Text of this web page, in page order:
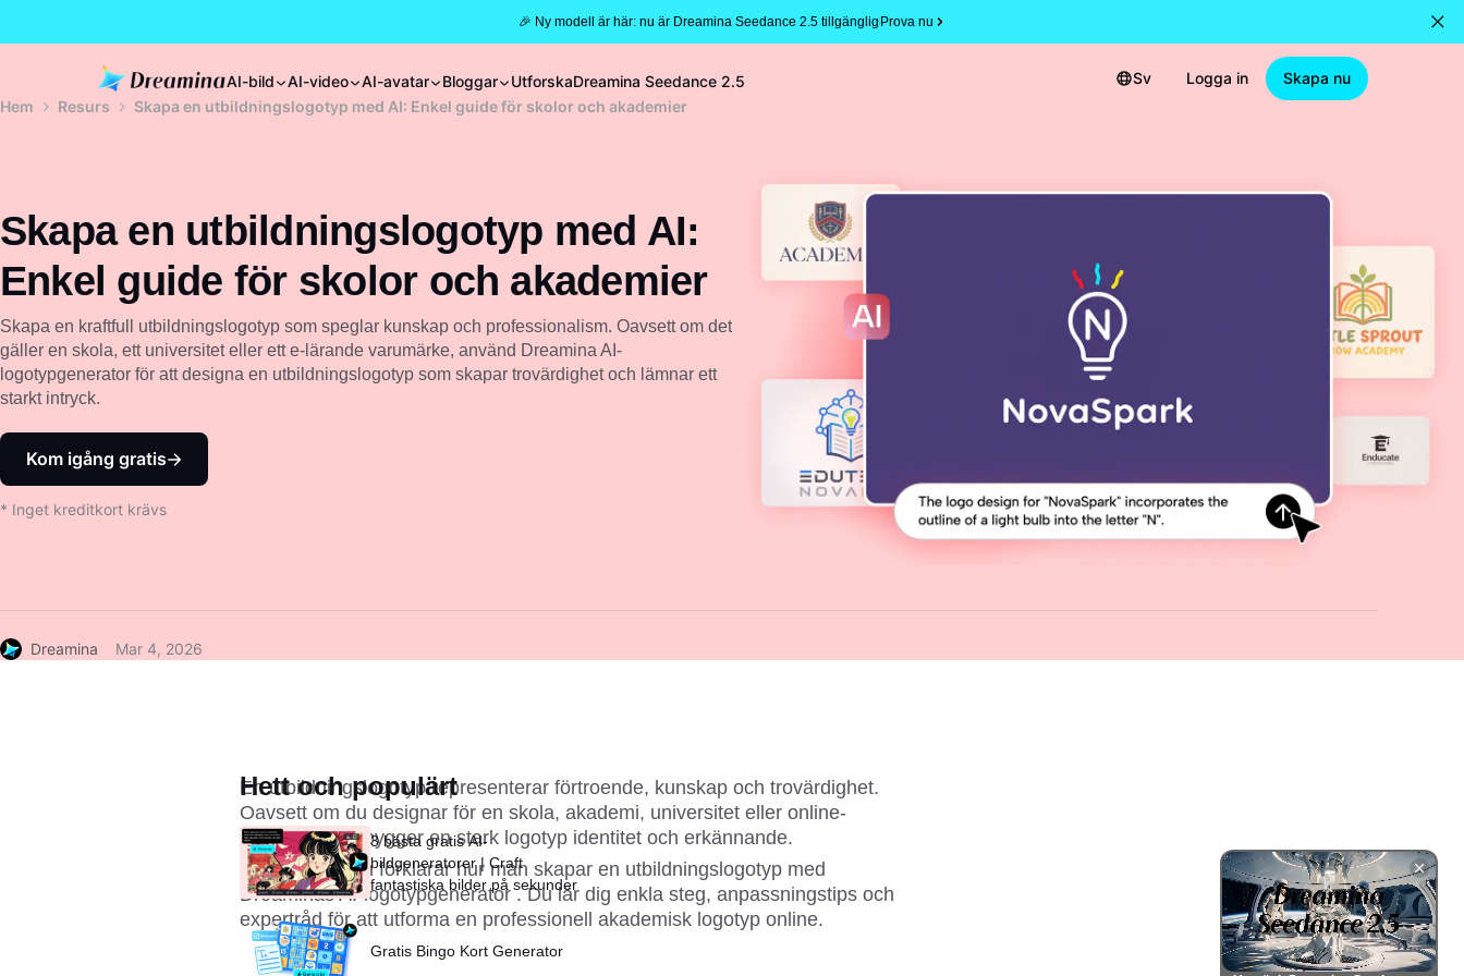
🎉 Ny modell är här: nu är Dreamina Seedance 2.5 tillgängligProva nu
AI-bild AI-video AI-avatar Bloggar UtforskaDreamina Seedance 2.5 Sv Logga in
Skapa nu
Hem
Resurs Skapa en utbildningslogotyp med AI: Enkel guide för skolor och akademier
Skapa en utbildningslogotyp med AI:
Enkel guide för skolor och akademier
Skapa en kraftfull utbildningslogotyp som speglar kunskap och professionalism. Oavsett om det
gäller en skola, ett universitet eller ett e-lärande varumärke, använd Dreamina AI-
logotypgenerator för att designa en utbildningslogotyp som skapar trovärdighet och lämnar ett
starkt intryck.
Kom igång gratis
* Inget kreditkort krävs
Dreamina Mar 4, 2026
En utbildningslogotyp representerar förtroende, kunskap och trovärdighet.
Oavsett om du designar för en skola, akademi, universitet eller online-
kursplattform, bygger en stark logotyp identitet och erkännande.
Den här guiden förklarar hur man skapar en utbildningslogotyp med
Dreaminas AI-logotypgenerator . Du lär dig enkla steg, anpassningstips och
expertråd för att utforma en professionell akademisk logotyp online.
Hett och populärt
3 bästa gratis AI-
bildgeneratorer | Craft
fantastiska bilder på sekunder
Gratis Bingo Kort Generator